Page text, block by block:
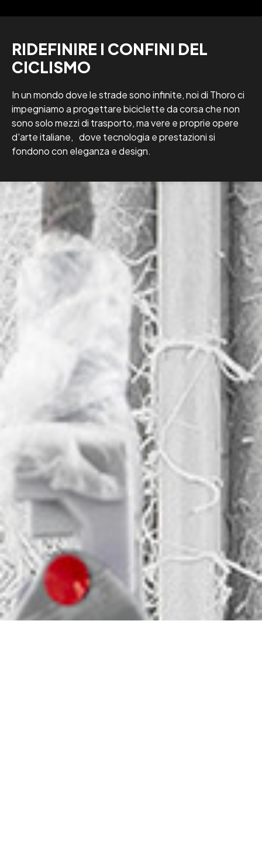
RIDEFINIRE I CONFINI DEL
CICLISMO
In un mondo dove le strade sono infinite, noi di Thoro ci
impegniamo a progettare biciclette da corsa che non
sono solo mezzi di trasporto, ma vere e proprie opere
d'arte italiane, dove tecnologia e prestazioni si
fondono con eleganza e design.